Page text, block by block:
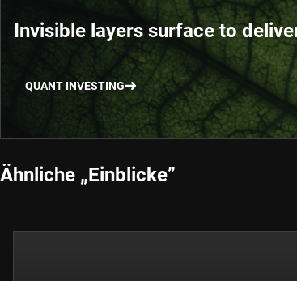
Invisible layers surface to
QUANT INVESTING
Ähnliche „Einblicke”